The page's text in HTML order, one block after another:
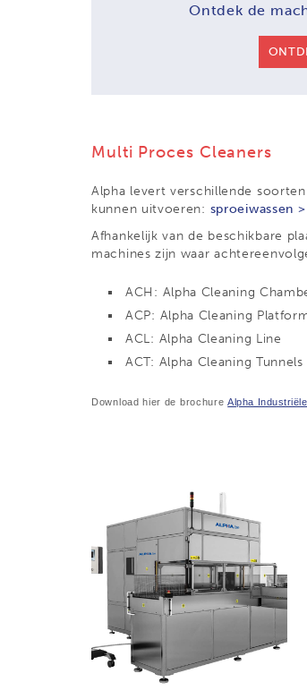
Ontdek de
Multi Proces Cleaners
Alpha levert verschillende
kunnen uitvoeren: sproeiwassen
Afhankelijk van de beschikbare
machines zijn waar
ACH: Alpha Cleaning
ACP: Alpha Cleaning
ACL: Alpha Cleaning Line
ACT: Alpha Cleaning Tunnels
Download hier de brochureAlpha